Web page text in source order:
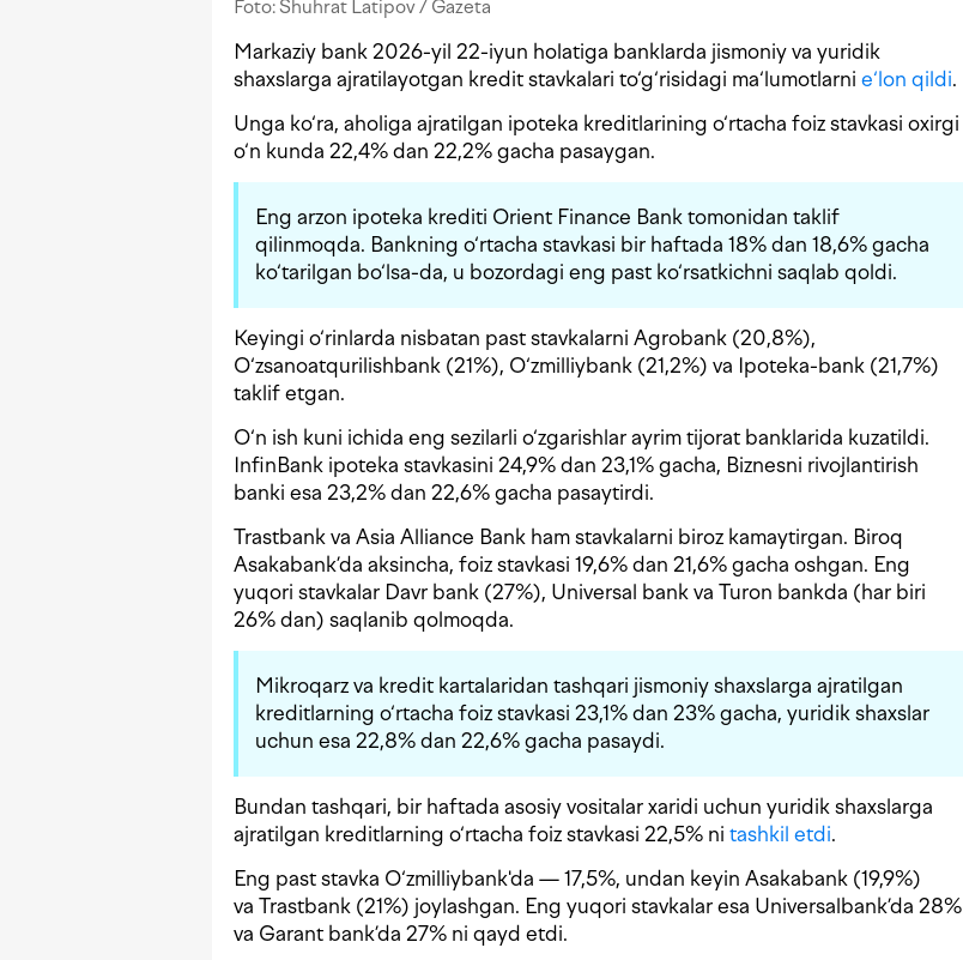
Foto: Shuhrat Latipov / Gazeta
Markaziy bank 2026-yil 22-iyun holatiga banklarda jismoniy va yuridik
shaxslarga ajratilayotgan kredit stavkalari to‘g‘risidagi ma‘lumotlarni e‘lon qildi.
Unga ko‘ra, aholiga ajratilgan ipoteka kreditlarining o‘rtacha foiz stavkasi oxirgi
o‘n kunda 22,4% dan 22,2% gacha pasaygan.
Eng arzon ipoteka krediti Orient Finance Bank tomonidan taklif
qilinmoqda. Bankning o‘rtacha stavkasi bir haftada 18% dan 18,6% gacha
ko‘tarilgan bo‘lsa-da, u bozordagi eng past ko‘rsatkichni saqlab qoldi.
Keyingi o‘rinlarda nisbatan past stavkalarni Agrobank (20,8%),
O‘zsanoatqurilishbank (21%), O‘zmilliybank (21,2%) va Ipoteka-bank (21,7%)
taklif etgan.
O‘n ish kuni ichida eng sezilarli o‘zgarishlar ayrim tijorat banklarida kuzatildi.
InfinBank ipoteka stavkasini 24,9% dan 23,1% gacha, Biznesni rivojlantirish
banki esa 23,2% dan 22,6% gacha pasaytirdi.
Trastbank va Asia Alliance Bank ham stavkalarni biroz kamaytirgan. Biroq
Asakabank’da aksincha, foiz stavkasi 19,6% dan 21,6% gacha oshgan. Eng
yuqori stavkalar Davr bank (27%), Universal bank va Turon bankda (har biri
26% dan) saqlanib qolmoqda.
Mikroqarz va kredit kartalaridan tashqari jismoniy shaxslarga ajratilgan
kreditlarning o‘rtacha foiz stavkasi 23,1% dan 23% gacha, yuridik shaxslar
uchun esa 22,8% dan 22,6% gacha pasaydi.
Bundan tashqari, bir haftada asosiy vositalar xaridi uchun yuridik shaxslarga
ajratilgan kreditlarning o‘rtacha foiz stavkasi 22,5% ni tashkil etdi.
Eng past stavka O‘zmilliybank'da — 17,5%, undan keyin Asakabank (19,9%)
va Trastbank (21%) joylashgan. Eng yuqori stavkalar esa Universalbank’da 28%
va Garant bank’da 27% ni qayd etdi.